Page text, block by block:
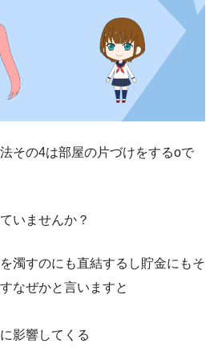
その4は部屋の片づけをするoで
いませんか？
濁すのにも直結するし貯金にもそ
なぜかと言いますと
影響してくる